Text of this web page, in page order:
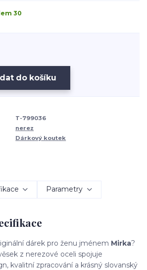
30
do košíku
T-799036
nerez
Dárkový koutek
Parametry
dárek pro ženu jménem Mirka?
z nerezové oceli spojuje
kvalitní zpracování a krásný slovanský